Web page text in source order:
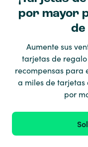
por mayor
de
Aumente sus
tarjetas de
recompensas para
a miles de
por